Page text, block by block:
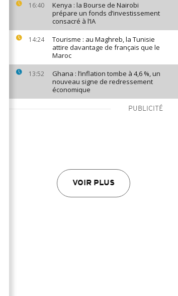
16:40
Kenya : la Bourse de Nairobi
prépare un fonds d’investissement
consacré à l’IA
14:24
Tourisme : au Maghreb, la Tunisie
attire davantage de français que le
Maroc
13:52
Ghana : l’inflation tombe à 4,6 %, un
nouveau signe de redressement
économique
PUBLICITÉ
VOIR PLUS